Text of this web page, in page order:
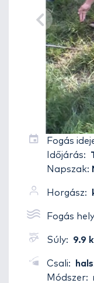
Fogás
Időjárás:
Napszak:
Horgász:
Fogás
Súly: 9.9
Csali:
Módszer: